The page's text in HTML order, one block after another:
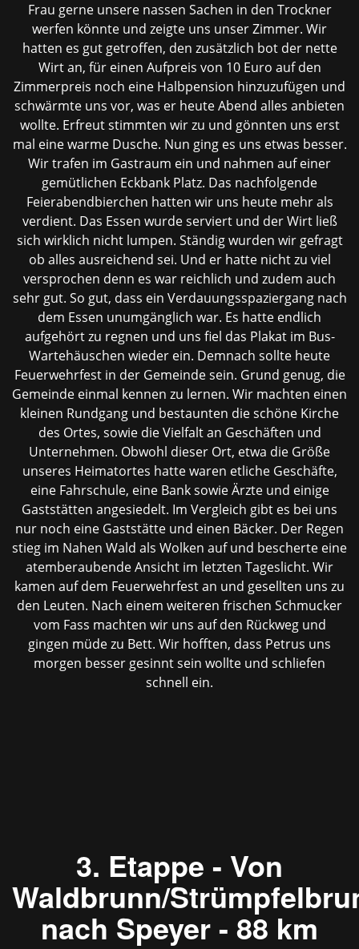
Frau gerne unsere nassen Sachen in den Trockner
werfen könnte und zeigte uns unser Zimmer. Wir
hatten es gut getroffen, den zusätzlich bot der nette
Wirt an, für einen Aufpreis von 10 Euro auf den
Zimmerpreis noch eine Halbpension hinzuzufügen und
schwärmte uns vor, was er heute Abend alles anbieten
wollte. Erfreut stimmten wir zu und gönnten uns erst
mal eine warme Dusche. Nun ging es uns etwas besser.
Wir trafen im Gastraum ein und nahmen auf einer
gemütlichen Eckbank Platz. Das nachfolgende
Feierabendbierchen hatten wir uns heute mehr als
verdient. Das Essen wurde serviert und der Wirt ließ
sich wirklich nicht lumpen. Ständig wurden wir gefragt
ob alles ausreichend sei. Und er hatte nicht zu viel
versprochen denn es war reichlich und zudem auch
sehr gut. So gut, dass ein Verdauungsspaziergang nach
dem Essen unumgänglich war. Es hatte endlich
aufgehört zu regnen und uns fiel das Plakat im Bus-
Wartehäuschen wieder ein. Demnach sollte heute
Feuerwehrfest in der Gemeinde sein. Grund genug, die
Gemeinde einmal kennen zu lernen. Wir machten einen
kleinen Rundgang und bestaunten die schöne Kirche
des Ortes, sowie die Vielfalt an Geschäften und
Unternehmen. Obwohl dieser Ort, etwa die Größe
unseres Heimatortes hatte waren etliche Geschäfte,
eine Fahrschule, eine Bank sowie Ärzte und einige
Gaststätten angesiedelt. Im Vergleich gibt es bei uns
nur noch eine Gaststätte und einen Bäcker. Der Regen
stieg im Nahen Wald als Wolken auf und bescherte eine
atemberaubende Ansicht im letzten Tageslicht. Wir
kamen auf dem Feuerwehrfest an und gesellten uns zu
den Leuten. Nach einem weiteren frischen Schmucker
vom Fass machten wir uns auf den Rückweg und
gingen müde zu Bett. Wir hofften, dass Petrus uns
morgen besser gesinnt sein wollte und schliefen
schnell ein.
3. Etappe - Von
Waldbrunn/
nach Speyer - 88 km